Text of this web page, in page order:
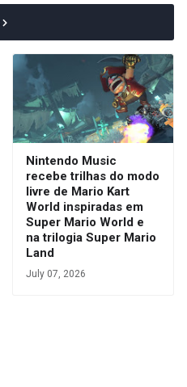
Nintendo Music
recebe trilhas do modo
livre de Mario Kart
World inspiradas em
Super Mario World e
na trilogia Super Mario
Land
July 07, 2026